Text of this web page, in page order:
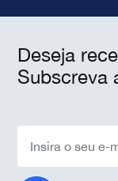
Deseja
Subscreva